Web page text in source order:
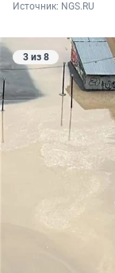
Источник: NGS.RU
3 из 8